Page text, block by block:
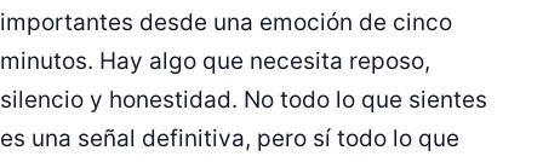
importantes desde una emoción de cinco
minutos. Hay algo que necesita reposo,
silencio y honestidad. No todo lo que sientes
es una señal definitiva, pero sí todo lo que